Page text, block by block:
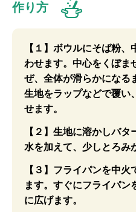
作り方
【１】ボウルにそば粉
わせます。中心をくぼま
ぜ、全体が滑らかになる
生地をラップなどで覆い
せます。
【２】生地に溶かしバ
水を加えて、少しとろみ
【３】フライパンを中
ます。すぐにフライパン
に広げます。